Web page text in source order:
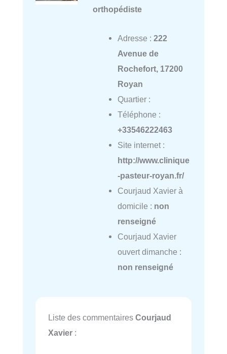
orthopédiste
Adresse : 222
Avenue de
Rochefort, 17200
Royan
Quartier :
Téléphone :
+33546222463
Site internet :
http://www.clinique
-pasteur-royan.fr/
Courjaud Xavier à
domicile : non
renseigné
Courjaud Xavier
ouvert dimanche :
non renseigné
Liste des commentaires Courjaud
Xavier :